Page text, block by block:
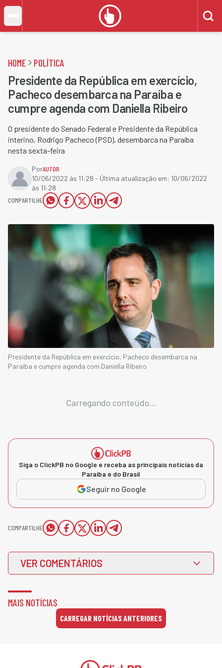
HOME POLÍTICA
Presidente da República em exercício,
Pacheco desembarca na Paraíba e
cumpre agenda com Daniella Ribeiro
O presidente do Senado Federal​ e Presidente da República
interino, Rodrigo Pacheco (PSD), desembarca na Paraíba
nesta sexta-feira
PorAUTOR
10/06/2022 às 11:28 - Última atualização em: 10/06/2022
às 11:28
COMPARTILHE
Presidente da República em exercício, Pacheco desembarca na
Paraíba e cumpre agenda com Daniella Ribeiro
Carregando conteúdo...
Siga o ClickPB no Google e receba as principais notícias da
Paraíba e do Brasil
Seguir no Google
COMPARTILHE
VER COMENTÁRIOS
MAIS NOTÍCIAS
CARREGAR NOTÍCIAS ANTERIORES